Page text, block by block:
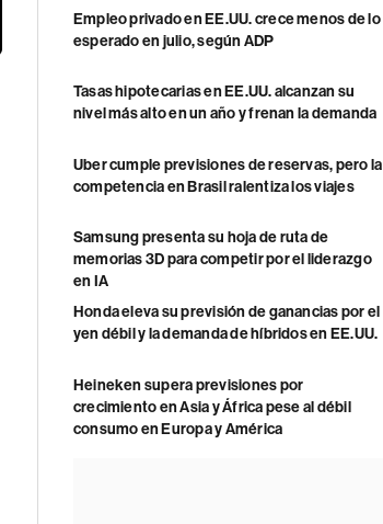
Empleo privado en EE.UU. crece menos de lo
esperado en julio, según ADP
Tasas hipotecarias en EE.UU. alcanzan su
nivel más alto en un año y frenan la demanda
Uber cumple previsiones de reservas, pero la
competencia en Brasil ralentiza los viajes
Samsung presenta su hoja de ruta de
memorias 3D para competir por el liderazgo
en IA
Honda eleva su previsión de ganancias por el
yen débil y la demanda de híbridos en EE.UU.
Heineken supera previsiones por
crecimiento en Asia y África pese al débil
consumo en Europa y América